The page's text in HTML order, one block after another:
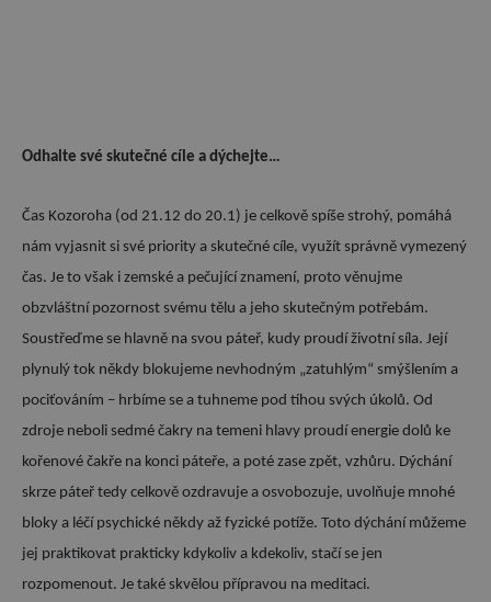
Odhalte své skutečné cíle a dýchejte…
Čas Kozoroha (od 21.12 do 20.1) je celkově spíše strohý, pomáhá
nám vyjasnit si své priority a skutečné cíle, využít správně vymezený
čas. Je to však i zemské a pečující znamení, proto věnujme
obzvláštní pozornost svému tělu a jeho skutečným potřebám.
Soustřeďme se hlavně na svou páteř, kudy proudí životní síla. Její
plynulý tok někdy blokujeme nevhodným „zatuhlým“ smýšlením a
pociťováním – hrbíme se a tuhneme pod tíhou svých úkolů. Od
zdroje neboli sedmé čakry na temeni hlavy proudí energie dolů ke
kořenové čakře na konci páteře, a poté zase zpět, vzhůru. Dýchání
skrze páteř tedy celkově ozdravuje a osvobozuje, uvolňuje mnohé
bloky a léčí psychické někdy až fyzické potíže. Toto dýchání můžeme
jej praktikovat prakticky kdykoliv a kdekoliv, stačí se jen
rozpomenout. Je také skvělou přípravou na meditaci.